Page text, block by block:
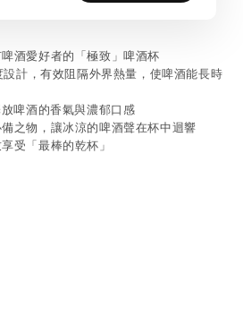
酒愛好者的「極致」啤酒杯
計，有效阻隔外界熱量，使啤酒能長時
啤酒的香氣與濃郁口感
之物，讓冰涼的啤酒聲在杯中迴響
受「最棒的乾杯」